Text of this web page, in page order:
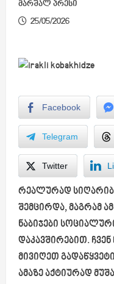
მარშალ პრესი
25/05/2026
Facebook
Telegram
Twitter
რეალურად
შემცირდა, მაგრამ
ნაბიჯები
დაკავშირებით. ჩვენ
მივიღეთ
ამაზე აქტიურად